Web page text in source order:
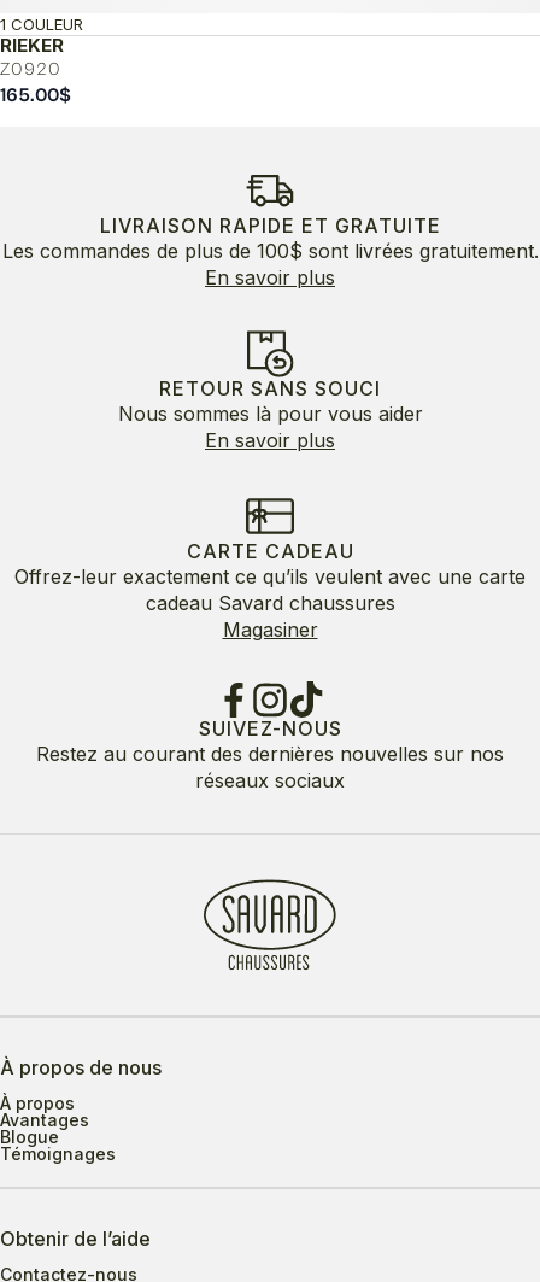
RIEKER
Z0920
1 COULEUR
165.00$
LIVRAISON RAPIDE ET GRATUITE
Les commandes de plus de 100$ sont livrées gratuitement.
En savoir plus
RETOUR SANS SOUCI
Nous sommes là pour vous aider
En savoir plus
CARTE CADEAU
Offrez-leur exactement ce qu’ils veulent avec une carte
cadeau Savard chaussures
Magasiner
SUIVEZ-NOUS
Restez au courant des dernières nouvelles sur nos
réseaux sociaux
À propos de nous
À propos
Avantages
Blogue
Témoignages
Obtenir de l’aide
Contactez-nous